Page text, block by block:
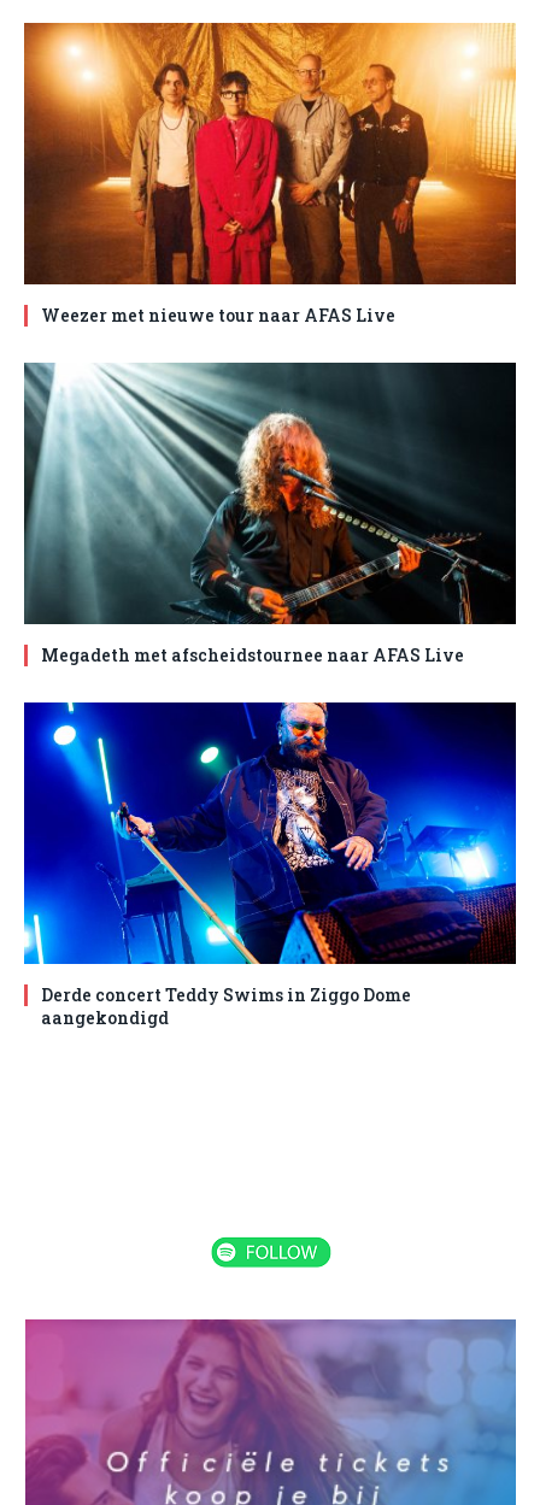
Weezer met nieuwe tour naar AFAS Live
Megadeth met afscheidstournee naar AFAS Live
Derde concert Teddy Swims in Ziggo Dome
aangekondigd